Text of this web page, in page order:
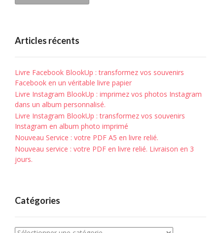
Articles récents
Livre Facebook BlookUp : transformez vos souvenirs
Facebook en un véritable livre papier
Livre Instagram BlookUp : imprimez vos photos Instagram
dans un album personnalisé.
Livre Instagram BlookUp : transformez vos souvenirs
Instagram en album photo imprimé
Nouveau Service : votre PDF A5 en livre relié.
Nouveau service : votre PDF en livre relié. Livraison en 3
jours.
Catégories